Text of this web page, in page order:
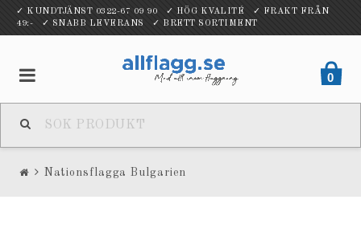
✓ KUNDTJÄNST 0322-67 09 90 ✓ HÖG KVALITÉ ✓ FRAKT FRÅN
49:- ✓ SNABB LEVERANS ✓ BRETT SORTIMENT
0
Nationsflagga Bulgarien